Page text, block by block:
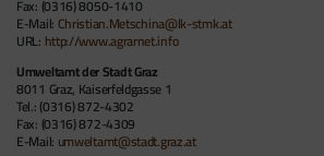
Fax: (0316) 8050-1410
E-Mail:Christian.Metschina@lk-stmk.at
URL: http://www.agrarnet.info
Umweltamt der Stadt Graz
8011 Graz, Kaiserfeldgasse 1
Tel.: (0316) 872-4302
Fax: (0316) 872-4309
E-Mail: umweltamt@stadt.graz.at